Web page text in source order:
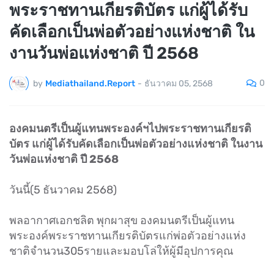
พระราชทานเกียรติบัตร แก่ผู้ได้รับ
คัดเลือกเป็นพ่อตัวอย่างแห่งชาติ ใน
งานวันพ่อแห่งชาติ ปี 2568
by Mediathailand.Report - ธันวาคม 05, 2568 0
องคมนตรีเป็นผู้แทนพระองค์ฯไปพระราชทานเกียรติ
บัตร แก่ผู้ได้รับคัดเลือกเป็นพ่อตัวอย่างแห่งชาติ ในงาน
วันพ่อแห่งชาติ ปี 2568
วันนี้(5 ธันวาคม 2568)
พลอากาศเอกชลิต พุกผาสุข องคมนตรีเป็นผู้แทน
พระองค์พระราชทานเกียรติบัตรแก่พ่อตัวอย่างแห่ง
ชาติจำนวน305รายและมอบโล่ให้ผู้มีอุปการคุณ